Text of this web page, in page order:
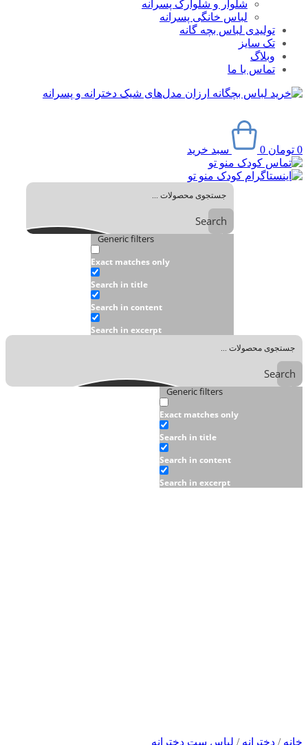
شلوار و شلوارک پسرانه
لباس خانگی پسرانه
تولیدی لباس بچه گانه
تک سایز
وبلاگ
تماس با ما
0 تومان 0 سبد خرید
Search
Generic filters
Exact matches only
Search in title
Search in content
Search in excerpt
Search
Generic filters
Exact matches only
Search in title
Search in content
Search in excerpt
خانه / دخترانه / لباس ست دخترانه